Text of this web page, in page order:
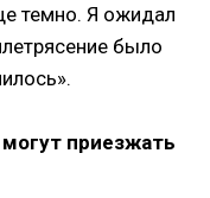
темно. Я ожидал
было
приезжать